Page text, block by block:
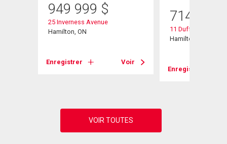
949 999 $
25 Inverness Avenue
Hamilton, ON
Enregistrer Voir
714 900
11 Duff Street
Hamilton, ON
Enregistrer